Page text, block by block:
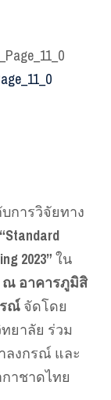
การวิจัยทาง
“Standard
2023” ใน
ณ อาคารภูมิสิ
ณ์ จัดโดย
ยาลัย ร่วม
ลงกรณ์ และ
าชาดไทย